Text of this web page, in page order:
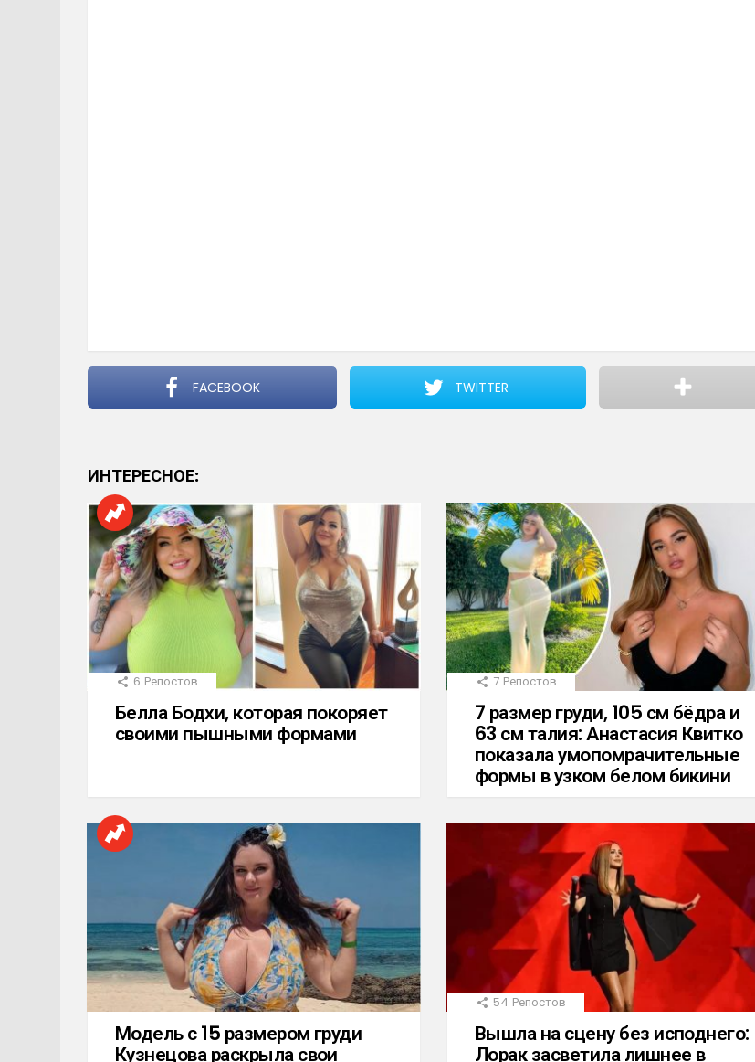
FACEBOOK TWITTER
ИНТЕРЕСНОЕ:
6 Репостов
Белла Бодхи, которая покоряет
своими пышными формами
7 Репостов
7 размер груди, 105 см бёдра и
63 см талия: Анастасия Квитко
показала умопомрачительные
формы в узком белом бикини
Модель с 15 размером груди
Кузнецова раскрыла свои
54 Репостов
Вышла на сцену без исподнего:
Лорак засветила лишнее в